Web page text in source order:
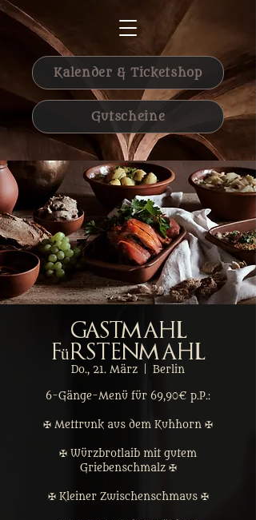
Gutscheine
Kalender & Ticketshop
Gastmahl
Fürstenmahl
Do., 21. März Berlin
6-Gänge-Menü für 69,90€ p.P.:
✠ Mettrunk aus dem Kuhhorn ✠
✠ Würzbrotlaib mit gutem
Griebenschmalz ✠
✠ Kleiner Zwischenschmaus ✠